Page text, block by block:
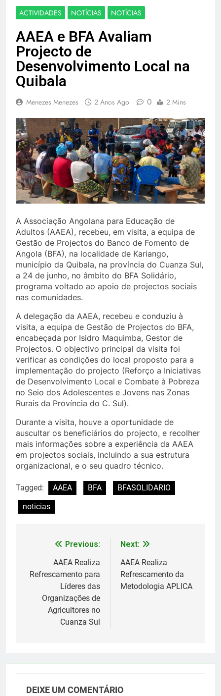
ACTIVIDADES NOTÍCIAS NOTÍCIAS
AAEA e BFA Avaliam
Projecto de
Desenvolvimento Local na
Quibala
Menezes Menezes 2 Anos Ago 0 2 Mins
A Associação Angolana para Educação de
Adultos (AAEA), recebeu, em visita, a equipa de
Gestão de Projectos do Banco de Fomento de
Angola (BFA), na localidade de Kariango,
município da Quibala, na província do Cuanza Sul,
a 24 de junho, no âmbito do BFA Solidário,
programa voltado ao apoio de projectos sociais
nas comunidades.
A delegação da AAEA, recebeu e conduziu à
visita, a equipa de Gestão de Projectos do BFA,
encabeçada por Isidro Maquimba, Gestor de
Projectos. O objectivo principal da visita foi
verificar as condições do local proposto para a
implementação do projecto (Reforço a Iniciativas
de Desenvolvimento Local e Combate à Pobreza
no Seio dos Adolescentes e Jovens nas Zonas
Rurais da Província do C. Sul).
Durante a visita, houve a oportunidade de
auscultar os beneficiários do projecto, e recolher
mais informações sobre a experiência da AAEA
em projectos sociais, incluindo a sua estrutura
organizacional, e o seu quadro técnico.
Tagged: AAEA BFA
BFASOLIDARIO
noticias
Navegação
Previous:
AAEA Realiza
Refrescamento para
Líderes das
Organizações de
Agricultores no
Cuanza Sul
Next:
AAEA Realiza
Refrescamento da
Metodologia APLICA
DEIXE UM COMENTÁRIO